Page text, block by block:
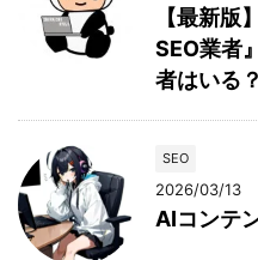
【最新版
SEO業者
者はいる
SEO
2026/03/13
AIコンテ